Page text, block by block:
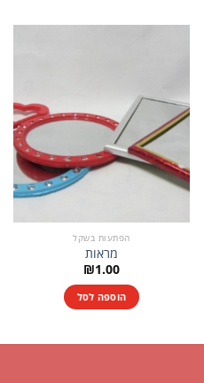
הפתעות בשקל
מראות
₪1.00
הוספה לסל